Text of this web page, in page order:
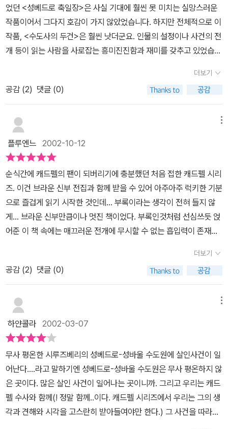
하다는 느낌이 없고, 군인이었으면서도 난폭하다거나 용맹하다는 느
낌이 아니라 단단하다는 느낌의 그러니 그의 과거가 궁금한 것은 당
연지사. 그러나, 피터스. 캐드펠의 첫사랑을 겨우 요만큼의 비중으로
맛만 보라니. 너무하네. 술술 잘 만들어진 드라마를 보는것처럼 페이
지가 잘 넘어간다. 다운튼 애비 같은 드라마와 캐드펠 시리즈는 잘 어
울려. 영국이라 그런가. 흐르는 물에 손을 담근듯이 책장을 넘겼다. 맛
었던 <성베드로 축일장>은 사실 기대에 훨씬 못 미치는 실망스러운
작품이어서 그다지 호감이 가지 않았었습니다. 하지만 전체적으로 이
작품, <수도사의 두건>은 훨씬 낫더군요. 인물의 설정이나 사건의 전
개 등이 읽는 사람을 사로잡는 흥미진진함과 재미를 갖추고 있었습니
수사는 자신이 조제한 근육통 치료제이자 마시면 생명이 위험한 이른
바 '수도사의 두건(바곳)'으로 독살당한 영주의 죽음을 추적하며 자신
의 옛 연인과 만나게 됩니다. 캐드펠 수사의 과거의 단편적인 이야기
와 옛 연인과의 로맨스, 그리고 수도원장 자리를 놓고 암투를 벌이는
부 수도원장의 이야기 등 등장인물들의 설정과 묘사가 재미있습니다.
실존인물, 역사와 더불어 이러한 내용을 보여주는것이 역사 추리소설
의 가장 큰 묘미겠죠.하지만 추리소설로서의 기능은 상당히 약한 편
입니다. 단서도 부족하고 무엇보다 중요한 용의자가 너무 적고 한정
되어있는 편입니다. 그 당시 영국과 웨일즈의 법을 잘 알지 못하면 절
대로 풀 수 없는 동기부분이 가장 납득하기 힘든 부분이죠. 이러한 점
을 종합하면 추리매니아보다는 오히려 초보자에게 적당한 소설일 듯
싶습니다.그래도 캐드펠수사라는 보기 드물게 매력적이고 흥미로운
탐정을 만나는 재미는 특출납니다. 웬지 역사소설로서의 부분에 치중
하는 면이 강해서 장편에서는 캐드펠수사의 활약이 조금은 미진한것
더보기
공감 (2) 댓글 (0)
플루엔느 2002-10-12
순식간에 캐드펠의 팬이 되버리기에 충분했던 처음 접한 캐드펠 시리
즈. 이건 브라운 신부 전집과 함께 받을 수 있어 아주아주 럭키한 기분
으로 즐겁게 읽기 시작한 것인데... 부록이라는 생각이 전혀 들지 않
게... 브라운 신부만큼이나 멋진 책이었다. 부록인것처럼 선심쓰듯 얹
어준 이 책 속에는 매끄러운 전개에 무시할 수 없는 흡입력이 존재하
바곳이라는 풀로 만들어진 약. 그것은 캐드펠수사님이 제조한 것이
고, 그에 의해 일어나는 독살과 여러가지 사건들은... 어쩌면 뻔한듯
하면서도 그 무시할 수 없는 흡입력의 기초가 되어 든든히 버티고 서
서 차츰차츰 캐드펠 수사의 영향력을 퍼트리고 있다. 수사답게도 보
의 다음 시리즈물을 보고싶어하기에 충분한 것 아닌가....한다.
더보기
공감 (2) 댓글 (0)
하얀콜라 2002-03-07
무사 평온한 시루즈베리의 성베드로-성바울 수도원에 살인사건이 일
어난다....라고 말하기엔 성베드로-성바울 수도원은 무사 평온하지 않
은 곳이다. 많은 살인 사건이 일어나는 곳이니까. 그리고 우리는 캐드
펠 수사와 함께(! 정말 함께..이다. 캐드펠 시리즈에서 우리는 그의 생
각과 견해와 시각을 고스란히 받아들여야만 한다.) 그 사건을 따라가